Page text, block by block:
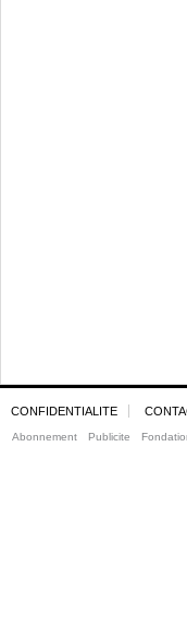
CONFIDENTIALITE
Abonnement Publicite